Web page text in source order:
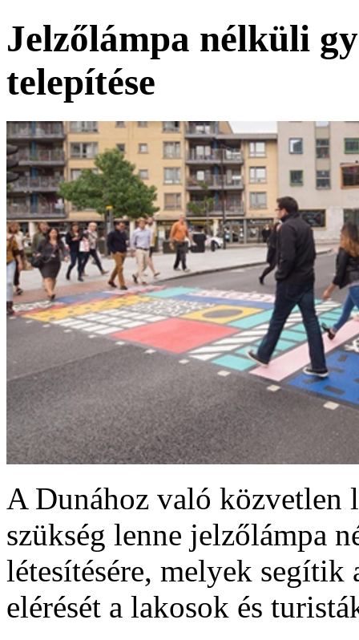
Jelzőlámpa nélküli
telepítése
A Dunához való közvetlen
szükség lenne jelzőlámpa
létesítésére, melyek segítik
elérését a lakosok és